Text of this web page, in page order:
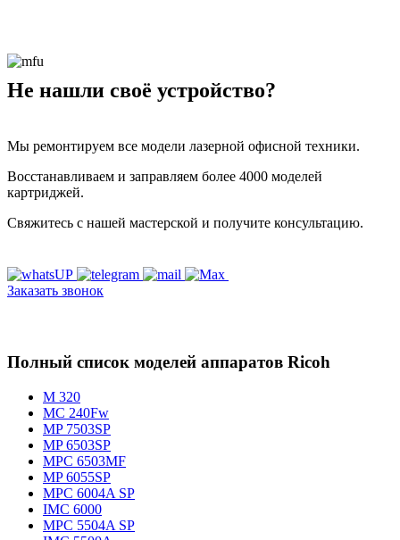
Не нашли своё устройство?
Мы ремонтируем все модели лазерной офисной техники.
Восстанавливаем и заправляем более 4000 моделей
картриджей.
Свяжитесь с нашей мастерской и получите консультацию.
Заказать звонок
Полный список моделей аппаратов Ricoh
M 320
MC 240Fw
MP 7503SP
MP 6503SP
MPC 6503MF
MP 6055SP
MPC 6004A SP
IMC 6000
MPC 5504A SP